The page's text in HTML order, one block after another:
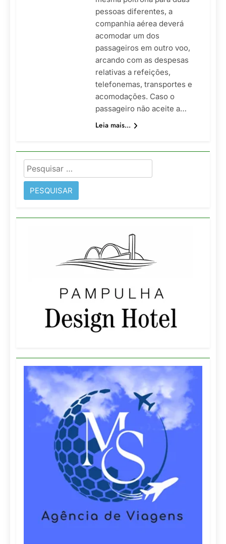
pessoas diferentes, a
companhia aérea deverá
acomodar um dos
passageiros em outro voo,
arcando com as despesas
relativas a refeições,
telefonemas, transportes e
acomodações. Caso o
passageiro não aceite a…
Leia mais...
Pesquisar
por: